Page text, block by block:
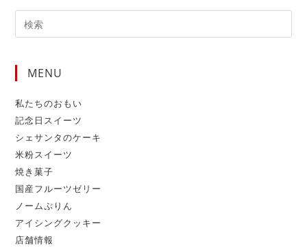
MENU
私たちのおもい
記念日スイーツ
シェサンタのケーキ
米粉スイーツ
焼き菓子
国産フルーツゼリー
ノームぷりん
アイシングクッキー
店舗情報